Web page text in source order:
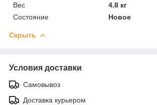
Вес
4.8 кг
Состояние
Новое
Скрыть
Условия доставки
Самовывоз
Доставка курьером